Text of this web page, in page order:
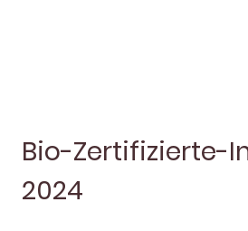
Bio-Zertifizierte-
2024